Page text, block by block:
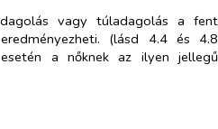
vagy túladagolás a fent
(lásd 4.4 és 4.8
a nőknek az ilyen jellegű